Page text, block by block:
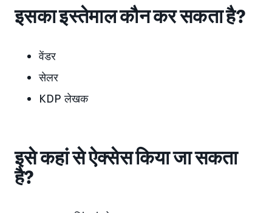
इसका इस्तेमाल कौन कर सकता है?
वेंडर
सेलर
KDP लेखक
इसे कहां से ऐक्सेस किया जा सकता
है?